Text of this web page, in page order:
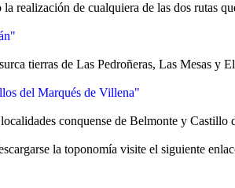
realización de cualquiera de las dos rutas
tierras de Las Pedroñeras, Las Mesas y
del Marqués de Villena"
conquense de Belmonte y Castillo
la toponomía visite el siguiente